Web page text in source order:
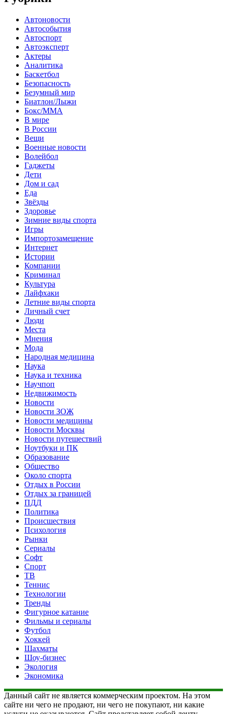
Автоновости
Автособытия
Автоспорт
Автоэксперт
Актеры
Аналитика
Баскетбол
Безопасность
Безумный мир
Биатлон/Лыжи
Бокс/MMA
В мире
В России
Вещи
Военные новости
Волейбол
Гаджеты
Дети
Дом и сад
Еда
Звёзды
Здоровье
Зимние виды спорта
Игры
Импортозамещение
Интернет
Истории
Компании
Криминал
Культура
Лайфхаки
Летние виды спорта
Личный счет
Люди
Места
Мнения
Мода
Народная медицина
Наука
Наука и техника
Научпоп
Недвижимость
Новости
Новости ЗОЖ
Новости медицины
Новости Москвы
Новости путешествий
Ноутбуки и ПК
Образование
Общество
Около спорта
Отдых в России
Отдых за границей
ПДД
Политика
Происшествия
Психология
Рынки
Сериалы
Софт
Спорт
ТВ
Теннис
Технологии
Тренды
Фигурное катание
Фильмы и сериалы
Футбол
Хоккей
Шахматы
Шоу-бизнес
Экология
Экономика
Данный сайт не является коммерческим проектом. На этом
сайте ни чего не продают, ни чего не покупают, ни какие